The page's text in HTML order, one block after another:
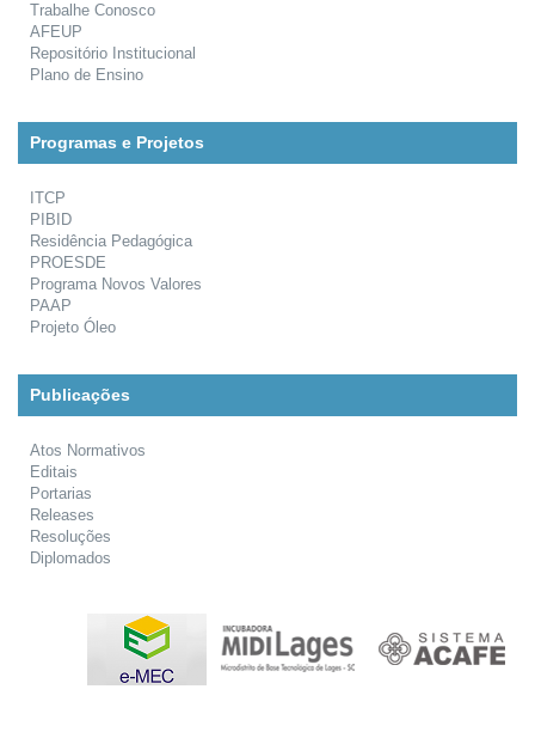
Trabalhe Conosco
AFEUP
Repositório Institucional
Plano de Ensino
Programas e Projetos
ITCP
PIBID
Residência Pedagógica
PROESDE
Programa Novos Valores
PAAP
Projeto Óleo
Publicações
Atos Normativos
Editais
Portarias
Releases
Resoluções
Diplomados